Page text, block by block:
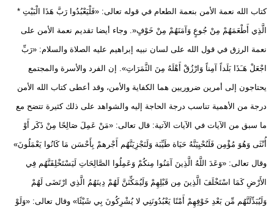
كتاب الله نعمة الأمن بنعمة الطعام في قوله تعالى: «فَلْيَعْبُدُوا رَبَّ هَذَا الْبَيْتِ *
الَّذِي أَطْعَمَهُمْ مِنْ جُوعٍ وَآمَنَهُمْ مِنْ خَوْفٍ«. وجاء أيضا تقديم نعمة الأمن على
نعمة الرزق في قول الله على لسان نبيه إبراهيم عليه الصلاة والسلام: «رَبِّ
اجْعَلْ هَـَذَا بَلَداً آمِناً وَارْزُقْ أَهْلَهُ مِنَ الثَّمَرَاتِ». إن الفرد والأسرة والمجتمع
يحتاجون إلى أمرين ضروريين هما الكفاية والأمن، وقد أعطى كتاب الله الأمن
درجة من الأهمية تناسب درجة الحاجة إليه والشواهد على ذلك كثيرة تتضح مع
ما سبق من الآيات في الآيات الآتية: قال تعالى: «مَنْ عَمِلَ صَالِحًا مِنْ ذَكَر أَوْ
أُنْثَى وَهُوَ مُؤْمِن فَلَنُحْيِيَنَّهُ حَيَاة طَيِّبَة وَلَنَجْزِيَنَّهُم أَجْرهمْ بِأَحْسَن مَا كَانُوا يَعْمَلُونَ»
وقال تعالى: «وَعَدَ اللَّهُ الَّذِينَ آمَنُوا مِنكُمْ وَعَمِلُوا الصَّالِحَاتِ لَيَسْتَخْلِفَنَّهُم فِي
الأَرْضِ كَمَا اسْتَخْلَفَ الَّذِينَ مِن قَبْلِهِمْ وَلَيُمَكِّنَنَّ لَهُمْ دِينَهُمُ الَّذِي ارْتَضَى لَهُمْ
وَلَيُبَدِّلَنَّهُم مِّن بَعْدِ خَوْفِهِمْ أَمْنًا يَعْبُدُونَنِي لا يُشْرِكُونَ بِي شَيْئًا» وقال تعالى: «وَلَوْ